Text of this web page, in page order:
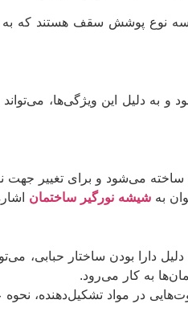
سه نوع پوشش سقف هستند که
به دلیل این ویژگی‌ها،
ساخته می‌شود و برای تغییر
به شیشه نورگیر ساختمان
دارا بودن ساختار حبابی،
به کار می‌رود.
در مواد تشکیل‌دهنده، نحوه